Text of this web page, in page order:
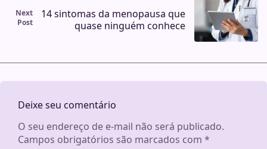
Next
Post
14 sintomas da menopausa que
quase ninguém conhece
Deixe seu comentário
O seu endereço de e-mail não será publicado.
Campos obrigatórios são marcados com *